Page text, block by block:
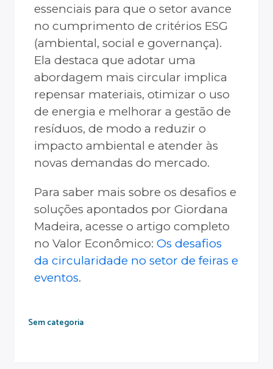
essenciais para que o setor avance
no cumprimento de critérios ESG
(ambiental, social e governança).
Ela destaca que adotar uma
abordagem mais circular implica
repensar materiais, otimizar o uso
de energia e melhorar a gestão de
resíduos, de modo a reduzir o
impacto ambiental e atender às
novas demandas do mercado.
Para saber mais sobre os desafios e
soluções apontados por Giordana
Madeira, acesse o artigo completo
no Valor Econômico: Os desafios
da circularidade no setor de feiras e
eventos.
Sem categoria